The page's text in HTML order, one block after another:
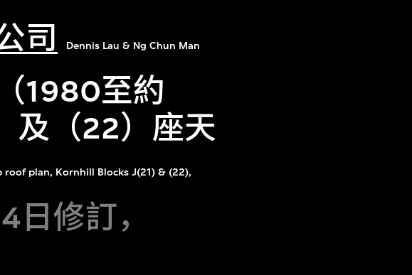
司
Dennis Lau & Ng Chun Man
1980至約
及（22）座天
roof plan, Kornhill Blocks J(21) & (22),
修訂，